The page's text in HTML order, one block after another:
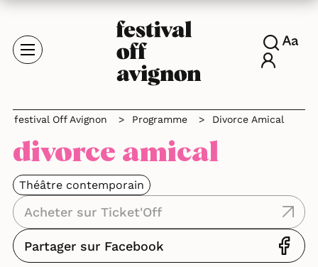
festival Off Avignon > Programme > Divorce Amical
divorce amical
Théâtre contemporain
Acheter sur Ticket'Off
Partager sur Facebook